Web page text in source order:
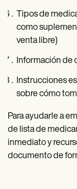
Tipos de
como
venta libre)
Información de
Instrucciones
sobre cómo
Para ayudarle a
de lista de
inmediato y
documento de